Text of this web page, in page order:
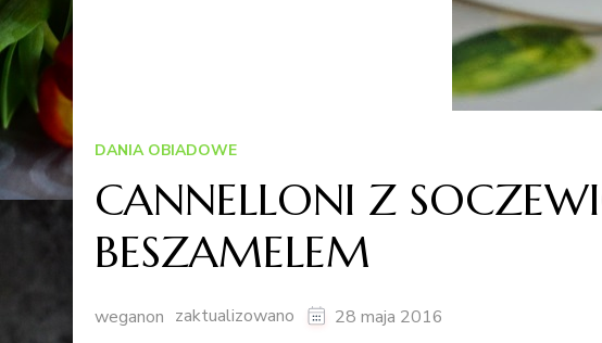
DANIA OBIADOWE
CANNELLONI Z
BESZAMELEM
weganon zaktualizowano 28 maja 2016